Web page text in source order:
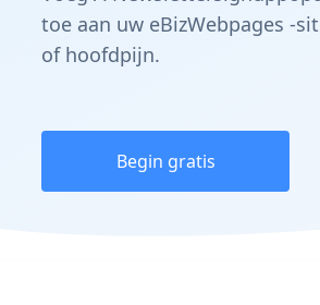
toe aan uw eBizWebpages -
of hoofdpijn.
Begin gratis